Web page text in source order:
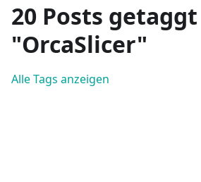
20 Posts
"OrcaSlicer"
Alle Tags anzeigen